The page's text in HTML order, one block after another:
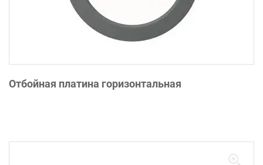
Отбойная платина горизонтальная